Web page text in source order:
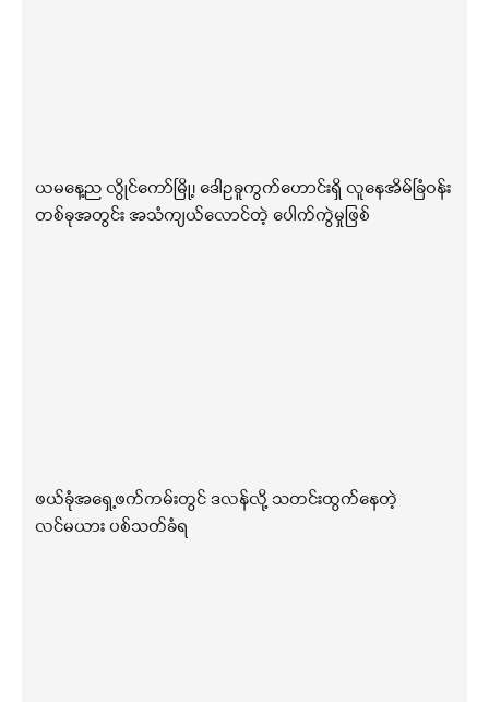
ယမနေ့ည လွိုင်ကော်မြို့၊ ဒေါဥခူကွက်ဟောင်းရှိ လူနေအိမ်ခြံဝန်း
တစ်ခုအတွင်း အသံကျယ်လောင်တဲ့ ပေါက်ကွဲမှုဖြစ်
ဖယ်ခုံအရှေ့ဖက်ကမ်းတွင် ဒလန်လို့ သတင်းထွက်နေတဲ့
လင်မယား ပစ်သတ်ခံရ